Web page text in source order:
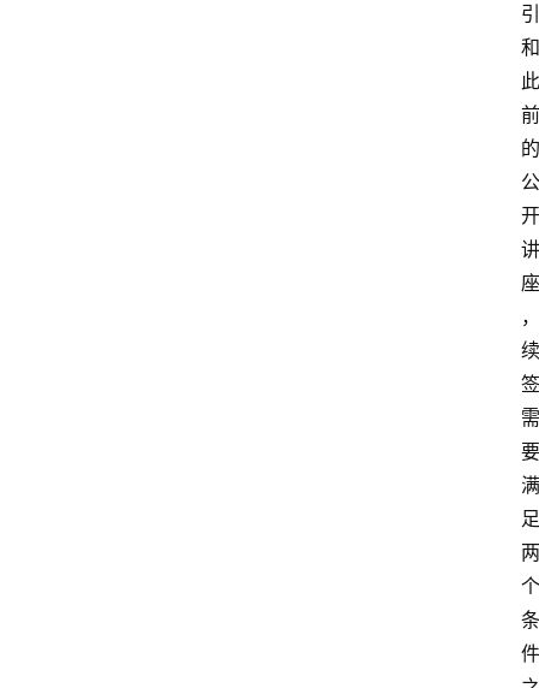
引
和
此
前
的
公
开
讲
座
，
续
签
需
要
满
足
两
个
条
件